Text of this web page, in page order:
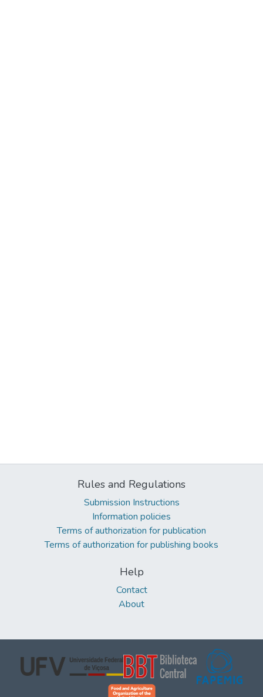
Rules and Regulations
Submission Instructions
Information policies
Terms of authorization for publication
Terms of authorization for publishing books
Help
Contact
About